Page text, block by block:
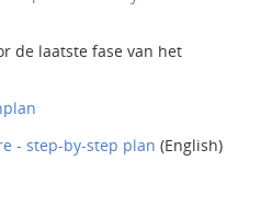
de laatste fase van het
- step-by-step plan (English)